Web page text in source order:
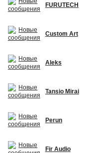
FURUTECH
Custom Art
Aleks
Tansio Mirai
Perun
Fir Audio